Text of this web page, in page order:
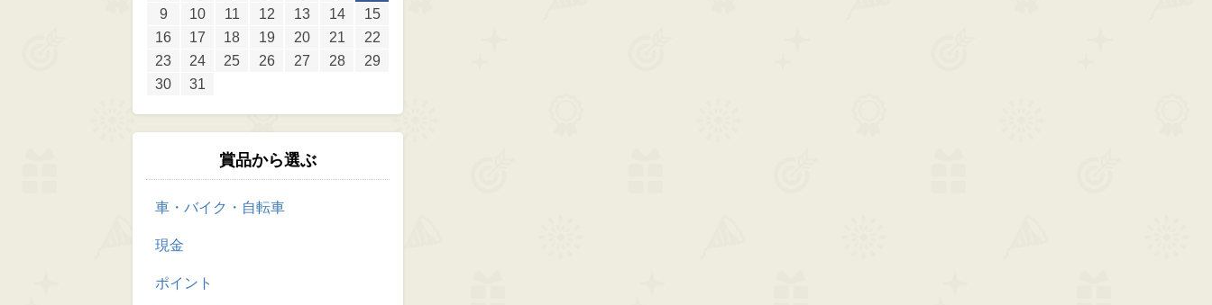
9
10 11 12 13 14
15
16
17 18 19 20 21
22
23
24 25 26 27 28
29
30
31
賞品から選ぶ
車・バイク・自転車
現金
ポイント